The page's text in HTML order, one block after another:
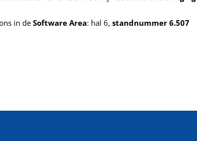
in deSoftware Area: hal 6,standnummer 6.507